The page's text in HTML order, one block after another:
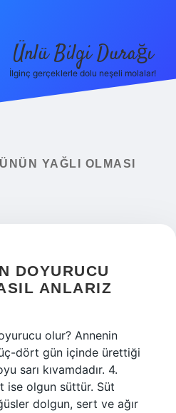
Ünlü Bilgi Durağı
İlginç gerçeklerle dolu neşeli molalar!
YAĞLI OLMASI
DOYURUCU
ANLARIZ
olur? Annenin
dört gün içinde ürettiği
sarı kıvamdadır. 4.
ise olgun süttür. Süt
dolgun, sert ve ağır